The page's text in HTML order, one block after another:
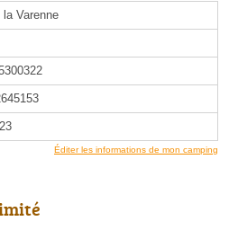
la Varenne
Éditer les informations de mon camping